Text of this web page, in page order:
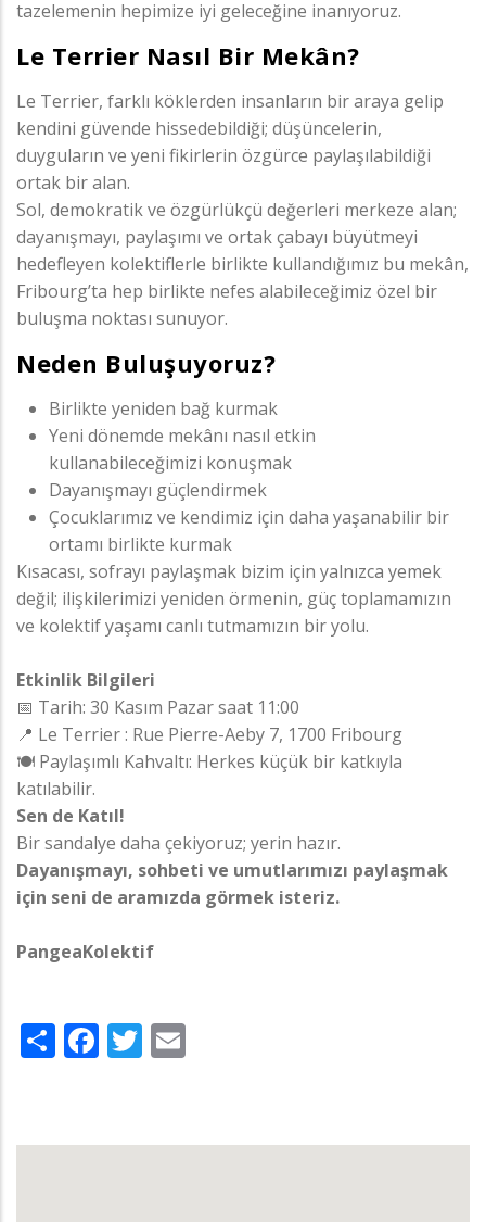
tazelemenin hepimize iyi geleceğine inanıyoruz.
Le Terrier Nasıl Bir Mekân?
Le Terrier, farklı köklerden insanların bir araya gelip
kendini güvende hissedebildiği; düşüncelerin,
duyguların ve yeni fikirlerin özgürce paylaşılabildiği
ortak bir alan.
Sol, demokratik ve özgürlükçü değerleri merkeze alan;
dayanışmayı, paylaşımı ve ortak çabayı büyütmeyi
hedefleyen kolektiflerle birlikte kullandığımız bu mekân,
Fribourg’ta hep birlikte nefes alabileceğimiz özel bir
buluşma noktası sunuyor.
Neden Buluşuyoruz?
Birlikte yeniden bağ kurmak
Yeni dönemde mekânı nasıl etkin
kullanabileceğimizi konuşmak
Dayanışmayı güçlendirmek
Çocuklarımız ve kendimiz için daha yaşanabilir bir
ortamı birlikte kurmak
Kısacası, sofrayı paylaşmak bizim için yalnızca yemek
değil; ilişkilerimizi yeniden örmenin, güç toplamamızın
ve kolektif yaşamı canlı tutmamızın bir yolu.
Etkinlik Bilgileri
📅 Tarih: 30 Kasım Pazar saat 11:00
📍 Le Terrier : Rue Pierre-Aeby 7, 1700 Fribourg
🍽️ Paylaşımlı Kahvaltı: Herkes küçük bir katkıyla
katılabilir.
Sen de Katıl!
Bir sandalye daha çekiyoruz; yerin hazır.
Dayanışmayı, sohbeti ve umutlarımızı paylaşmak
için seni de aramızda görmek isteriz.
PangeaKolektif
ShareFacebook
Twitter